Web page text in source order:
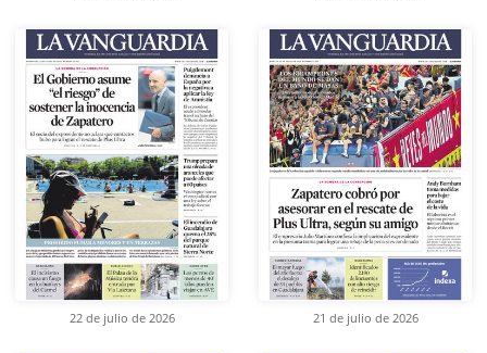
22 de julio de 2026 21 de julio de 2026